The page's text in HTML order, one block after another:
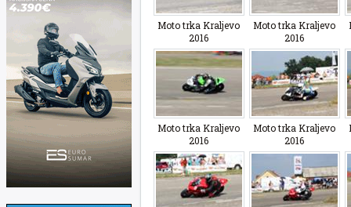
Moto trka Kraljevo
2016
Moto trka Kraljevo
2016
Moto trka Kraljevo
2016
Moto trka Kraljevo
2016